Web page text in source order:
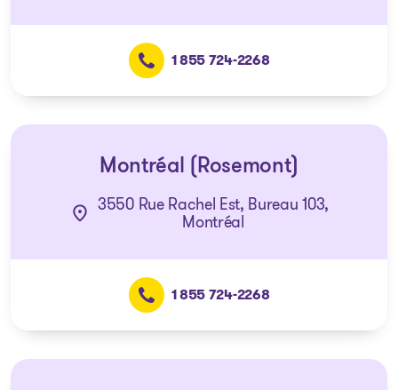
1 855 724-2268
Montréal (Rosemont)
3550 Rue Rachel Est, Bureau 103,
Montréal
1 855 724-2268